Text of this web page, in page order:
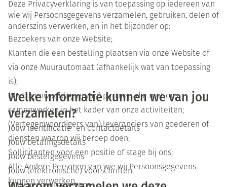
Deze Privacyverklaring is van toepassing op iedereen van
wie wij Persoonsgegevens verzamelen, gebruiken, delen of
anderszins verwerken, en in het bijzonder op:
Bezoekers van onze Website;
Klanten die een bestelling plaatsen via onze Website of
via onze Muurautomaat (afhankelijk wat van toepassing
is);
(Vertegenwoordigers van) partners die met ons
samenwerken in het kader van onze activiteiten;
(Vertegenwoordigers van) leveranciers van goederen of
diensten waarop wij beroep doen;
Sollicitanten voor een positie of stage bij ons;
Alle Andere Personen van wie wij Persoonsgegevens
kunnen verwerken.
Welke informatie kunnen we van jou
verzamelen?
Jouw identificatie- en contactdetails
Jouw betalingsdetails
Jouw bestelgegevens
Jouw (elektronische) voorschriften